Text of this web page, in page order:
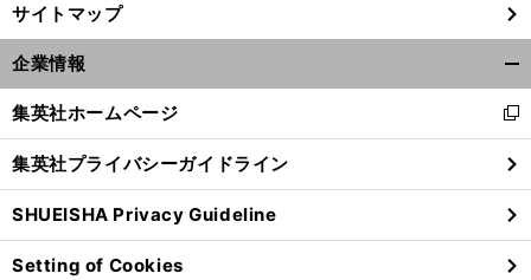
サイトマップ
企業情報
閉
る
集英社ホームページ
新
し
い
ウ
ィ
ン
ド
集英社プライバシーガイドライン
SHUEISHA Privacy Guideline
Setting of Cookies